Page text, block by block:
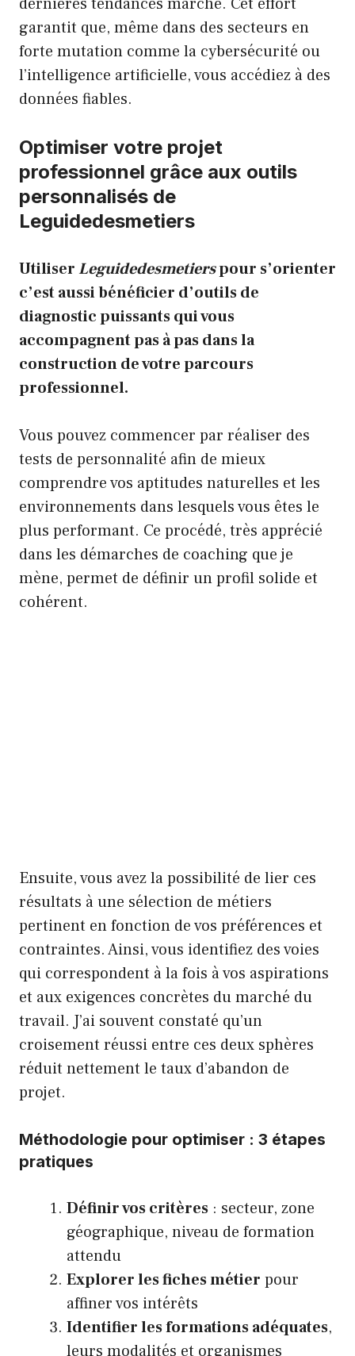
dernières tendances marché. Cet effort
garantit que, même dans des secteurs en
forte mutation comme la cybersécurité ou
l’intelligence artificielle, vous accédiez à des
données fiables.
Optimiser votre projet
professionnel grâce aux outils
personnalisés de
Leguidedesmetiers
UtiliserLeguidedesmetierspour s’orienter
c’est aussi bénéficier d’outils de
diagnostic puissants qui vous
accompagnent pas à pas dans la
construction de votre parcours
professionnel.
Vous pouvez commencer par réaliser des
tests de personnalité afin de mieux
comprendre vos aptitudes naturelles et les
environnements dans lesquels vous êtes le
plus performant. Ce procédé, très apprécié
dans les démarches de coaching que je
mène, permet de définir un profil solide et
cohérent.
Ensuite, vous avez la possibilité de lier ces
résultats à une sélection de métiers
pertinent en fonction de vos préférences et
contraintes. Ainsi, vous identifiez des voies
qui correspondent à la fois à vos aspirations
et aux exigences concrètes du marché du
travail. J’ai souvent constaté qu’un
croisement réussi entre ces deux sphères
réduit nettement le taux d’abandon de
projet.
Méthodologie pour optimiser : 3 étapes
pratiques
Définir vos critères : secteur, zone
géographique, niveau de formation
attendu
Explorer les fiches métier pour
affiner vos intérêts
Identifier les formations adéquates,
leurs modalités et organismes